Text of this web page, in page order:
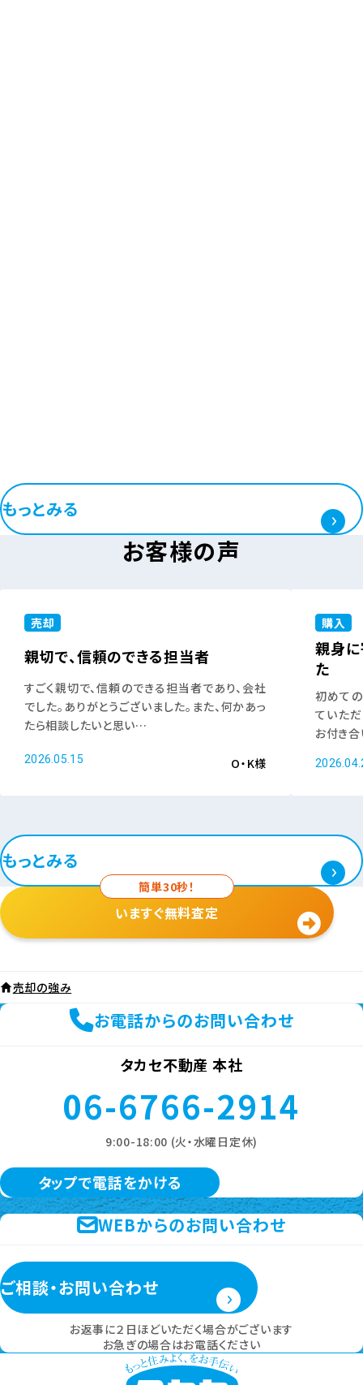
もっとみる
お客様の声
もっとみる
売却
親切で、信頼のできる担当者
すごく親切で、信頼のできる担当者であり、会社
でした。ありがとうございました。また、何かあっ
たら相談したいと思い…
2026.05.15 O・K様
購入
親身に
た
初めて
ていた
お付き
簡単30秒！
いますぐ無料査定
売却の強み
お電話からのお問い合わせ
タカセ不動産 本社
06-6766-2914
9:00-18:00 (火・水曜日定休)
タップで電話をかける
WEBからのお問い合わせ
ご相談・お問い合わせ
お返事に２日ほどいただく場合がございます
お急ぎの場合はお電話ください